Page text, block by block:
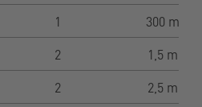
1
300 mm²
2
1,5 mm²
2
2,5 mm²